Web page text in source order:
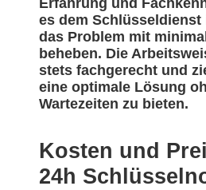
Erfahrung und
es dem Schlüsseldienst
das Problem mit
beheben. Die
stets fachgerecht und
eine optimale Lösung
Wartezeiten zu bieten.
Kosten und
24h